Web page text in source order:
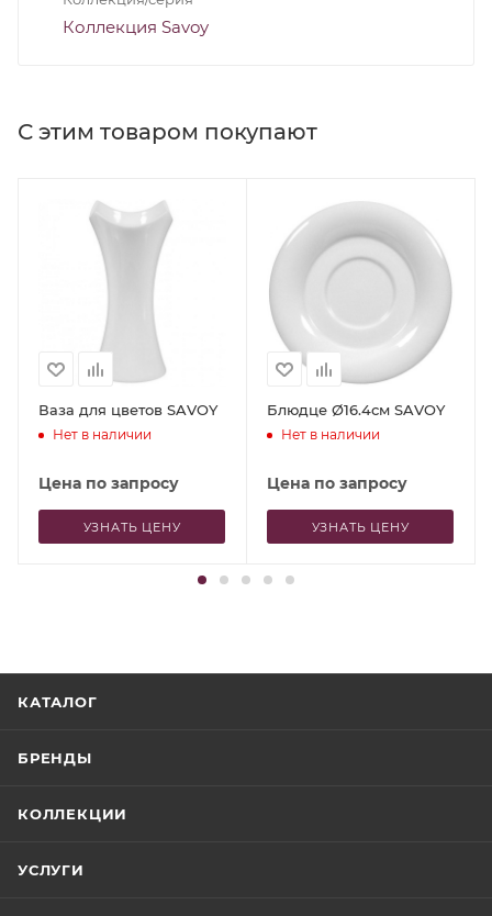
Коллекция Savoy
С этим товаром покупают
Ваза для цветов SAVOY
Нет в наличии
Цена по запросу
УЗНАТЬ ЦЕНУ
Блюдце Ø16.4см SAVOY
Нет в наличии
Цена по запросу
УЗНАТЬ ЦЕНУ
КАТАЛОГ
БРЕНДЫ
КОЛЛЕКЦИИ
УСЛУГИ